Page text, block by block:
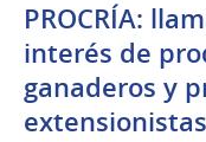
PROCRÍA:
interés de
ganaderos y
extensionistas